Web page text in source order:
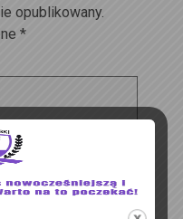
opublikowany.
*